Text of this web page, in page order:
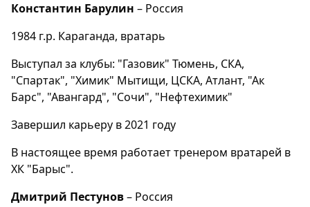
Константин Барулин – Россия
1984 г.р. Караганда, вратарь
Выступал за клубы: "Газовик" Тюмень, СКА,
"Спартак", "Химик" Мытищи, ЦСКА, Атлант, "Ак
Барс", "Авангард", "Сочи", "Нефтехимик"
Завершил карьеру в 2021 году
В настоящее время работает тренером вратарей в
ХК "Барыс".
Дмитрий Пестунов– Россия